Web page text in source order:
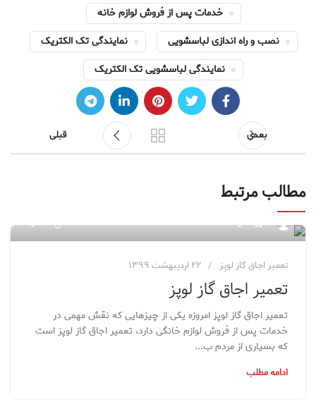
خدمات پس از فروش لوازم خانه
نصب و راه اندازی لباسشویی
نمایندگی تک الکتریک
نمایندگی لباسشویی تک الکتریک
بعدی قبلی
مطالب مرتبط
مدیر سایت
تعمیر اجاق گاز لوپز ۲۲ اردیبهشت ۱۳۹۹
تعمیر اجاق گاز لوپز
تعمیر اجاق گاز لوپز امروزه یکی از چیزهایی که نقش مهمی در
خدمات پس از فروش لوازم خانگی دارد، تعمیر اجاق گاز لوپز است
که بسیاری از مردم ب...
ادامه مطلب